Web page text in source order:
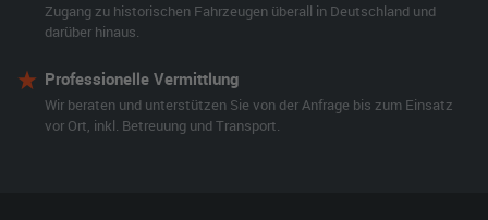
Zugang zu historischen Fahrzeugen überall in Deutschland und
darüber hinaus.
Professionelle Vermittlung
Wir beraten und unterstützen Sie von der Anfrage bis zum Einsatz
vor Ort, inkl. Betreuung und Transport.